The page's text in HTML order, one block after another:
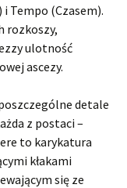
Tempo (Czasem).
rozkoszy,
ulotność
ascezy.
detale
z postaci –
to karykatura
kłakami
się ze